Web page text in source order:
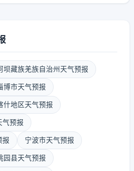
坝藏族羌族自治州天气预报
博市天气预报
什地区天气预报
气预报
报 宁波市天气预报
园县天气预报